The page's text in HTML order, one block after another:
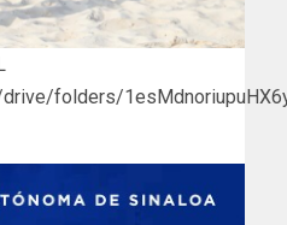
folders/